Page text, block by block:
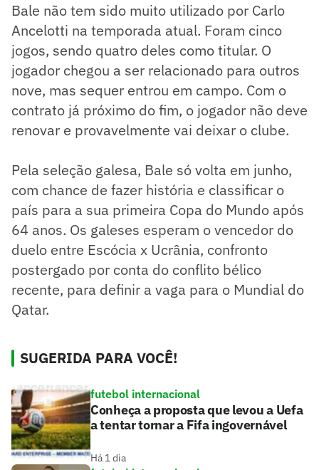
Bale não tem sido muito utilizado por Carlo
Ancelotti na temporada atual. Foram cinco
jogos, sendo quatro deles como titular. O
jogador chegou a ser relacionado para outros
nove, mas sequer entrou em campo. Com o
contrato já próximo do fim, o jogador não deve
renovar e provavelmente vai deixar o clube.
Pela seleção galesa, Bale só volta em junho,
com chance de fazer história e classificar o
país para a sua primeira Copa do Mundo após
64 anos. Os galeses esperam o vencedor do
duelo entre Escócia x Ucrânia, confronto
postergado por conta do conflito bélico
recente, para definir a vaga para o Mundial do
Qatar.
SUGERIDA PARA VOCÊ!
futebol internacional
Conheça a proposta que levou a Uefa
a tentar tornar a Fifa ingovernável
Há 1 dia